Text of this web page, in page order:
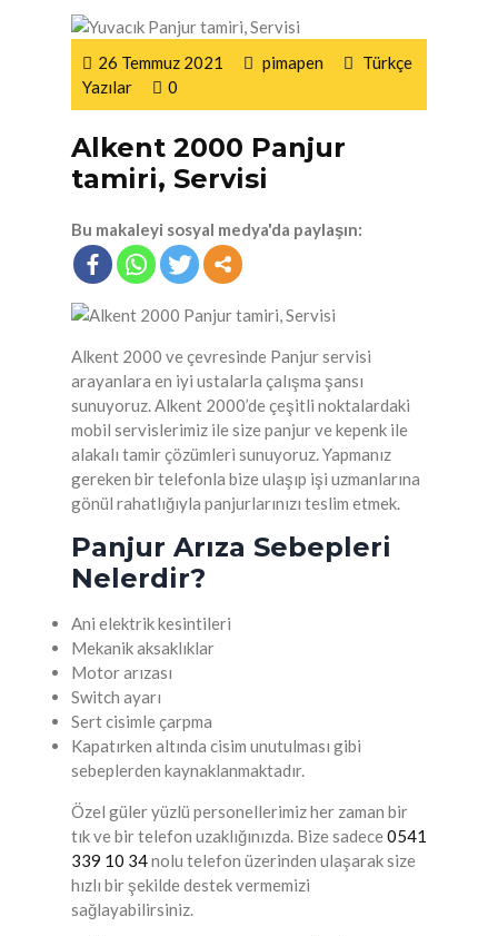
26 Temmuz 2021 pimapen
Türkçe
Yazılar
0
Alkent 2000 Panjur
tamiri, Servisi
Bu makaleyi sosyal medya'da paylaşın:
Alkent 2000 ve çevresinde Panjur servisi
arayanlara en iyi ustalarla çalışma şansı
sunuyoruz. Alkent 2000’de çeşitli noktalardaki
mobil servislerimiz ile size panjur ve kepenk ile
alakalı tamir çözümleri sunuyoruz. Yapmanız
gereken bir telefonla bize ulaşıp işi uzmanlarına
gönül rahatlığıyla panjurlarınızı teslim etmek.
Panjur Arıza Sebepleri
Nelerdir?
Ani elektrik kesintileri
Mekanik aksaklıklar
Motor arızası
Switch ayarı
Sert cisimle çarpma
Kapatırken altında cisim unutulması gibi
sebeplerden kaynaklanmaktadır.
Özel güler yüzlü personellerimiz her zaman bir
tık ve bir telefon uzaklığınızda. Bize sadece0541
339 10 34nolu telefon üzerinden ulaşarak size
hızlı bir şekilde destek vermemizi
sağlayabilirsiniz.